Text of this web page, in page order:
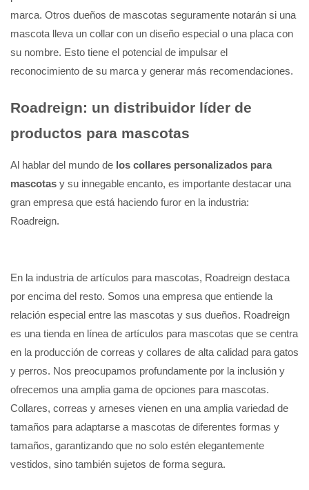
marca. Otros dueños de mascotas seguramente notarán si una
mascota lleva un collar con un diseño especial o una placa con
su nombre. Esto tiene el potencial de impulsar el
reconocimiento de su marca y generar más recomendaciones.
Roadreign: un distribuidor líder de
productos para mascotas
Al hablar del mundo de los collares personalizados para
mascotas y su innegable encanto, es importante destacar una
gran empresa que está haciendo furor en la industria:
Roadreign.
En la industria de artículos para mascotas, Roadreign destaca
por encima del resto. Somos una empresa que entiende la
relación especial entre las mascotas y sus dueños. Roadreign
es una tienda en línea de artículos para mascotas que se centra
en la producción de correas y collares de alta calidad para gatos
y perros. Nos preocupamos profundamente por la inclusión y
ofrecemos una amplia gama de opciones para mascotas.
Collares, correas y arneses vienen en una amplia variedad de
tamaños para adaptarse a mascotas de diferentes formas y
tamaños, garantizando que no solo estén elegantemente
vestidos, sino también sujetos de forma segura.